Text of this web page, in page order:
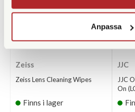
Anpassa
Zeiss
Zeiss Lens Cleaning Wipes
Finns i lager
JJC
JJC
On